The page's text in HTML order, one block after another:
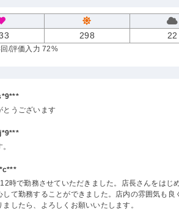
298 22
/評価入力 72%
とうございます
時で勤務させていただきました。店長さんをはじ
して勤務することができました。店内の雰囲気も良
ましたら、よろしくお願いいたします。